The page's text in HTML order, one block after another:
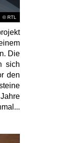
© RTL
Die
sich
den